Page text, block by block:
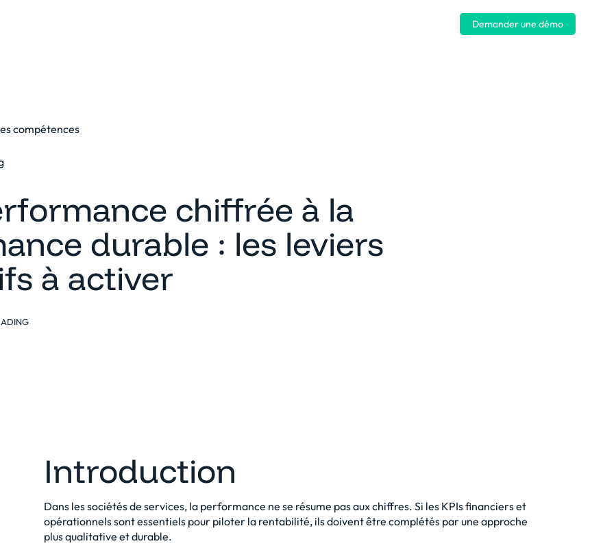
Demander une démo
compétences
chiffrée à la
durable : les leviers
à activer
Introduction
Dans les sociétés de services, la performance ne se résume pas aux chiffres. Si les KPIs financiers et
opérationnels sont essentiels pour piloter la rentabilité, ils doivent être complétés par une approche
plus qualitative et durable.